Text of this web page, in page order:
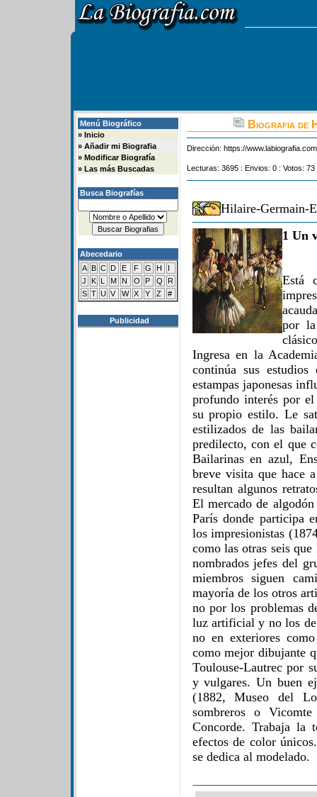
Menú Biográfico
» Inicio
» Añadir mi Biografia
» Modificar Biografía
» Las más Buscadas
Busca Biografías
Abecedario
A B C D E F G H
I
J
K L M N O P Q
R
S T U V W X Y Z #
Publicidad
Biografia de
Dirección: https://
Lecturas: 3695 : Envios: 0 : Votos:
Hilaire-Germain-
1 Un
Está
por
Ingresa en la
continúa sus
estampas japonesas
profundo interés por
su propio estilo. Le
estilizados de las
predilecto, con el que
Bailarinas en azul,
breve visita que hace
resultan algunos
El mercado de
París donde participa
los impresionistas
como las otras seis
nombrados jefes del
miembros siguen
mayoría de los otros
no por los problemas
luz artificial y no los
no en exteriores
como mejor dibujante
Toulouse-Lautrec por
y vulgares. Un buen
(1882, Museo del
sombreros o
Concorde. Trabaja la
efectos de color
se dedica al modelado.